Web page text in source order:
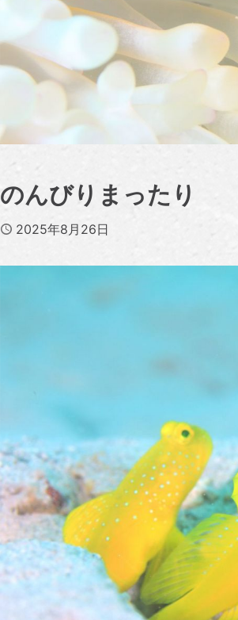
のんびりまったり
Published
2025年8月26日